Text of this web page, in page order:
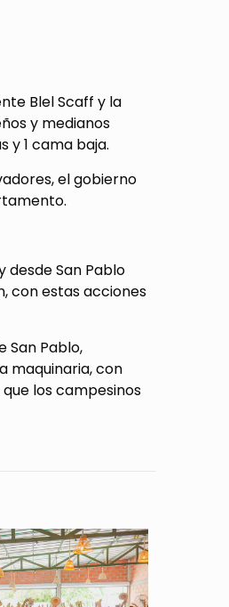
Blel Scaff y la
y medianos
y 1 cama baja.
el gobierno
desde San Pablo
con estas acciones
San Pablo,
maquinaria, con
los campesinos